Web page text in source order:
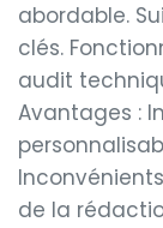
abordable.
clés.
audit
Avantages :
de la